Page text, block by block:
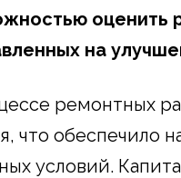
оценить
на
ремонтных
что обеспечило
условий.